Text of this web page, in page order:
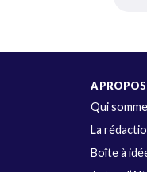
A PROPOS
Qui
La
Boîte à